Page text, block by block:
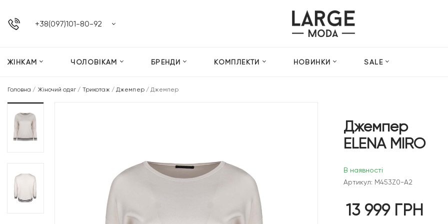
+38(097)101-80-92
ЖІНКАМ ЧОЛОВІКАМ БРЕНДИ КОМПЛЕКТИ НОВИНКИ SALE
Головна / Жіночий одяг / Трикотаж /Джемпер/ Джемпер
Джемпер
ELENA MIRO
В наявності
Артикул: M453Z0-A2
13 999 ГРН